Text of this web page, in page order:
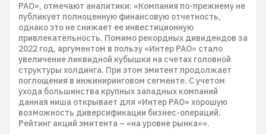
РАО», отмечают аналитики: «Компания по-прежнему не
публикует полноценную финансовую отчетность,
однако это не снижает ее инвестиционную
привлекательность. Помимо рекордных дивидендов за
2022 год, аргументом в пользу «Интер РАО» стало
увеличение ликвидной кубышки на счетах головной
структуры холдинга. При этом эмитент продолжает
поглощения в инжиниринговом сегменте. С учетом
ухода большинства крупных западных компаний
данная ниша открывает для «Интер РАО» хорошую
возможность диверсификации бизнес-операций.
Рейтинг акций эмитента – «на уровне рынка»».